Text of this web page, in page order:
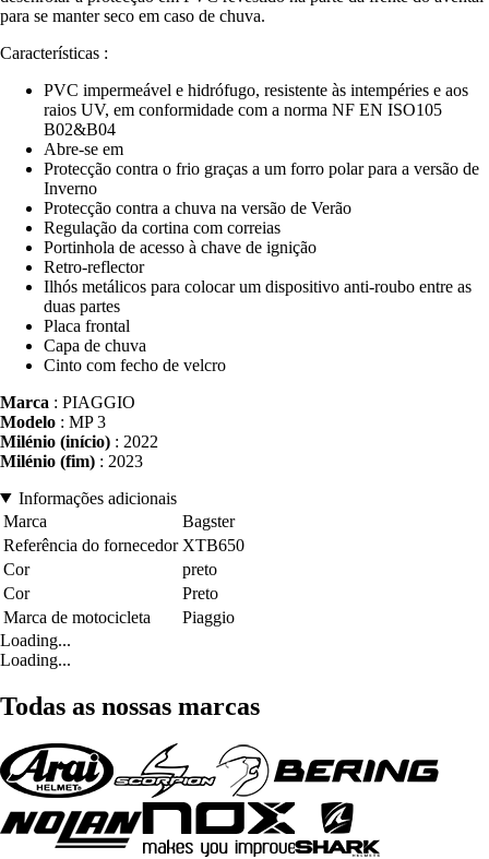
para se manter seco em caso de chuva.
Características :
PVC impermeável e hidrófugo, resistente às intempéries e aos
raios UV, em conformidade com a norma NF EN ISO105
B02&B04
Abre-se em
Protecção contra o frio graças a um forro polar para a versão de
Inverno
Protecção contra a chuva na versão de Verão
Regulação da cortina com correias
Portinhola de acesso à chave de ignição
Retro-reflector
Ilhós metálicos para colocar um dispositivo anti-roubo entre as
duas partes
Placa frontal
Capa de chuva
Cinto com fecho de velcro
Marca : PIAGGIO
Modelo : MP 3
Milénio (início) : 2022
Milénio (fim) : 2023
Informações adicionais
Marca
Bagster
Referência do fornecedor XTB650
Cor
preto
Cor
Preto
Marca de motocicleta
Piaggio
Loading...
Loading...
Todas as nossas marcas